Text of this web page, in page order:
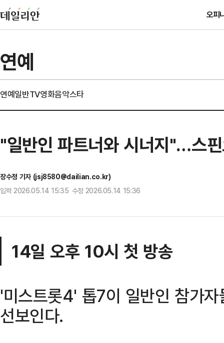
오피
연예
연예일반TV영화음악스타
"일반인 파트너와 시너지"…스
장수정 기자 (jsj8580@dailian.co.kr)
입력 2026.05.14 15:35 수정 2026.05.14 15:36
14일 오후 10시 첫 방송
'미스트롯4' 톱7이 일반인 참가
선보인다.